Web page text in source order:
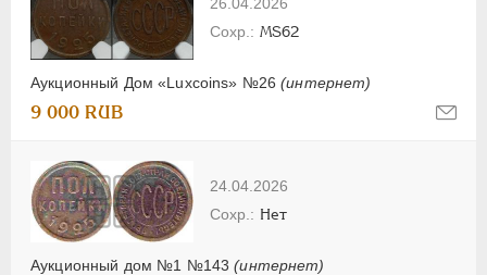
Аукционный Дом «Luxcoins» №26(интернет)
MS62
9 000 RUB
24.04.2026
Аукционный дом №1 №143(интернет)
Нет